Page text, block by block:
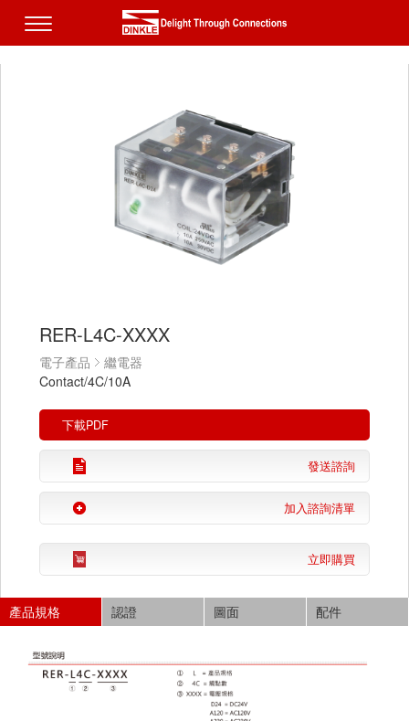
RER-L4C-XXXX
電子產品
繼電器
Contact/4C/10A
下載PDF
發送諮詢
加入諮詢清單
立即購買
產品規格 認證 圖面 配件